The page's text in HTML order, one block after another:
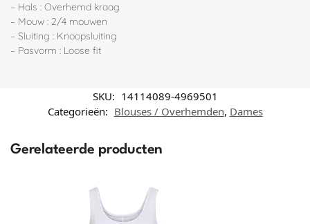
– Hals : Overhemd kraag
– Mouw : 2/4 mouwen
– Sluiting : Knoopsluiting
– Pasvorm : Loose fit
SKU: 14114089-4969501
Categorieën: Blouses / Overhemden, Dames
Gerelateerde producten